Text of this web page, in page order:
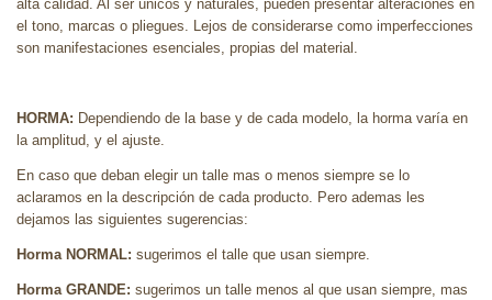
alta calidad. Al ser únicos y naturales, pueden presentar alteraciones en
el tono, marcas o pliegues. Lejos de considerarse como imperfecciones
son manifestaciones esenciales, propias del material.
HORMA: Dependiendo de la base y de cada modelo, la horma varía en
la amplitud, y el ajuste.
En caso que deban elegir un talle mas o menos siempre se lo
aclaramos en la descripción de cada producto. Pero ademas les
dejamos las siguientes sugerencias:
Horma NORMAL: sugerimos el talle que usan siempre.
Horma GRANDE: sugerimos un talle menos al que usan siempre, mas